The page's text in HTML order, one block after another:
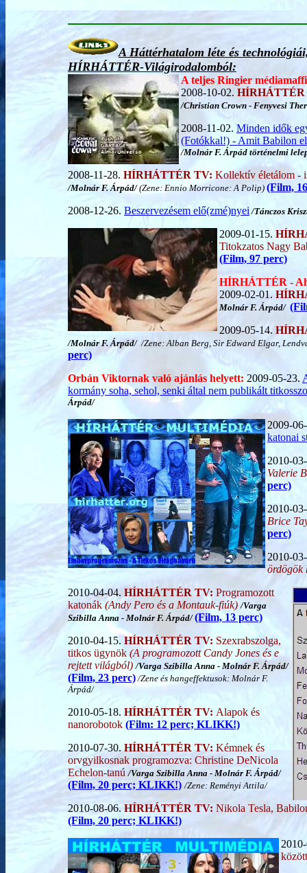
A Háttérhatalom léte és
HÍRHÁTTÉR-Világirodalomból:
A teljes Ringier
2008-10-02.
/Christian Crown - Fenyvesi
2008-11-02. Minden idők
(Fotókkal!) - Amit Babilon
/Molnár F. Árpád történelmi
2008-11-28. HÍRHÁTTÉR TV: Kollektív életálom -
/Molnár F. Árpád/(Zene: Ennio Morricone: A Polip) (Film,
2008-12-26. Beszervezésem elő(zmé)nyei /Tánczos
2009-01-15.
Titokzatos Nagy
(Film, 97 perc)
HÍRHÁTTÉR -
2009-02-01.
Molnár F. Árpád/
2009-05-14.
/Molnár F. Árpád//Zene: Alban Berg, Sir Edward Elgar,
perc)
Orbán Viktornak való ajánlás helyett:2009-05-23.
kormány soha, sehol, senki által nem publikált
Árpád/
2009-
katonai
2010-
Valerie
perc)
2010-
Brice
perc)
2010-
ördögök
2010-04-04. HÍRHÁTTÉR TV: Programozott
katonák(Andy Pero és a Montauk-fiúk)/Varga
Szibilla Anna - Molnár F. Árpád/(Film, 13 perc)
2010-04-15. HÍRHÁTTÉR TV: Szexrabszolga,
titkos ügynök (A programozott Candy Jones és e
rejtett világból) /Varga Szibilla Anna - Molnár F. Árpád/
(Film, 23 perc)/Zene és hangeffektusok: Molnár F.
Árpád/
2010-05-18. HÍRHÁTTÉR TV: Alapok és
nanorobotok (Film: 12 perc; KLIKK!)
2010-07-30.HÍRHÁTTÉR TV:Kémnek és
orvgyilkosnak programozva: Christine DeNicola
Echelon-tanú/Varga Szibilla Anna -Molnár F. Árpád/
(Film, 20 perc; KLIKK!) /Zene: Reményi Attila/
2010-08-06. HÍRHÁTTÉR TV: Nikola Tesla,
(Film, 20 perc; KLIKK!)